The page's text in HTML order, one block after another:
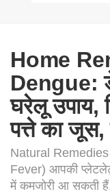
Home
Dengue:
घरेलू उपाय,
पत्ते का जूस,
Natural
Fever) आपकी
में कमजोरी आ सकती